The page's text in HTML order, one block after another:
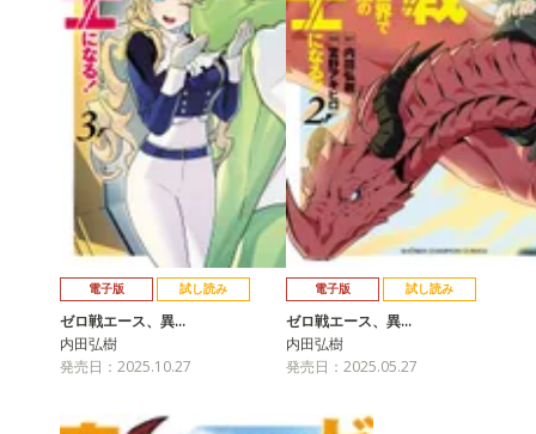
電子版 試し読み
ゼロ戦エース、異…
内田弘樹
発売日：2025.10.27
電子版 試し読み
ゼロ戦エース、異…
内田弘樹
発売日：2025.05.27